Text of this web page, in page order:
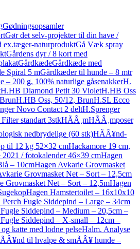
Gødningsopsamler
Gør det selv-projekter til din have /
ex.tæger-naturproduktGå Væk spray
Gårdens dyr / 8 kort med
GårdkædeGårdkæde med
Spiral 5 mGårdkæder til hunde – 8 mtr
– 200 g, 100% naturlige gåsenakkerH.
H.HB Diamond Petit 30 VioletH.HB Oss
H.HB Oss, 50/12, BrunH.SL Ecco
Novo Contact 2 deltH.Sprenger
standart 3stkHÃÂ¸mHÃÂ¸mposer
nedbrydelige (60 stk)HÃÂ¥nd-
til 12 kg 52×32 cmHackamore 19 cm,
/ fotokalender 46×39 cmHagen
– 10cmHagen Avkarie Grovmasket
Grovmasket Net – Sort – 12,5cm
Grovmasket Net – Sort – 12,5mHagen
Hagen Hamstertoilet – 16x10x10
Perch Fugle Siddepind – Large – 34cm
Siddepind – Medium – 20,5cm –
Siddepind – X-small – 12cm –
katte med lodne pelseHalm. Analyse
til hvalpe & smÃÂ¥ hunde –